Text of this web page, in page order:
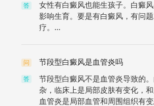
答
女性有白癜风也能生孩子。白癜
影响生育。要是有白癜风，有问
疗。...
问 节段型白癜风是血管炎吗
答
节段型白癜风不是血管炎导致的
杂，临床上是局部皮肤有变化，和
血管炎是局部血管和周围组织有